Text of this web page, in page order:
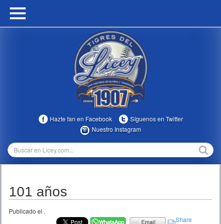
HOME
MULTIMEDIA
TEMPORADAS
Hazte fan en Facebook
Síguenos en Twitter
Nuestro Instagram
101 años
Publicado el .